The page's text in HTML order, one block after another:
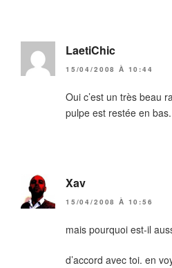
LaetiChic
15/04/2008 À 10:44
Oui c’est un très beau
pulpe est restée en bas.
Xav
15/04/2008 À 10:56
mais pourquoi est-il
d’accord avec toi. en